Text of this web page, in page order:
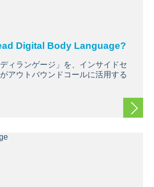
Digital Body Language?
ディランゲージ」を、インサイドセ
アウトバウンドコールに活用する
続きを